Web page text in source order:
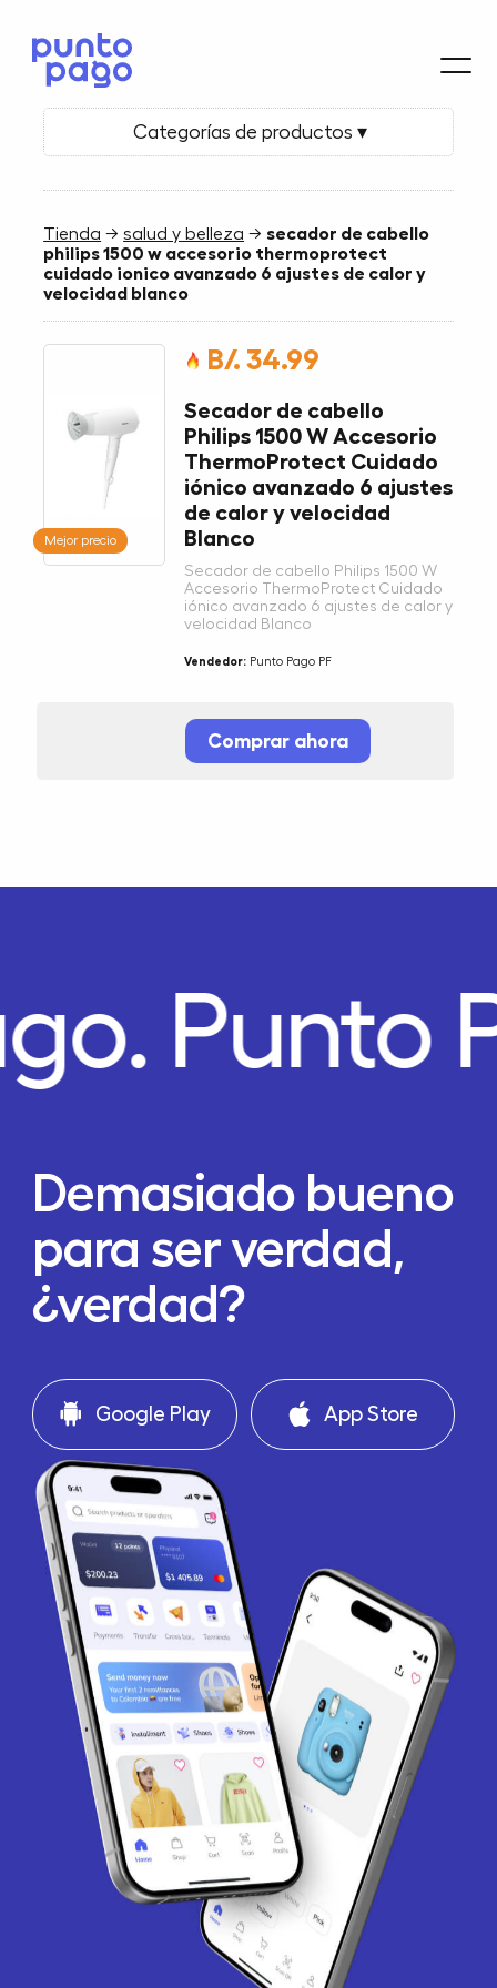
Categorías de productos ▾
Tienda →salud y belleza → secador de cabello
philips 1500 w accesorio thermoprotect
cuidado ionico avanzado 6 ajustes de calor y
velocidad blanco
Mejor precio
B/. 34.99
Secador de cabello
Philips 1500 W Accesorio
ThermoProtect Cuidado
iónico avanzado 6 ajustes
de calor y velocidad
Blanco
Secador de cabello Philips 1500 W
Accesorio ThermoProtect Cuidado
iónico avanzado 6 ajustes de calor y
velocidad Blanco
Vendedor: Punto Pago PF
Comprar ahora
Punto
Demasiado bueno
para ser verdad,
¿verdad?
Google Play App Store